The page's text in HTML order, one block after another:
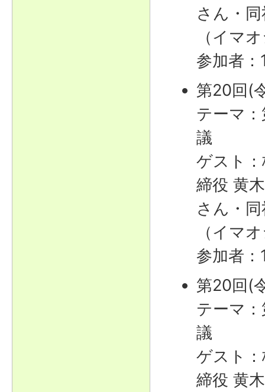
さん・
（イマ
参加者：
第20回(
テーマ
議
ゲスト
締役 黄
さん・
（イマ
参加者：
第20回(
テーマ
議
ゲスト
締役 黄